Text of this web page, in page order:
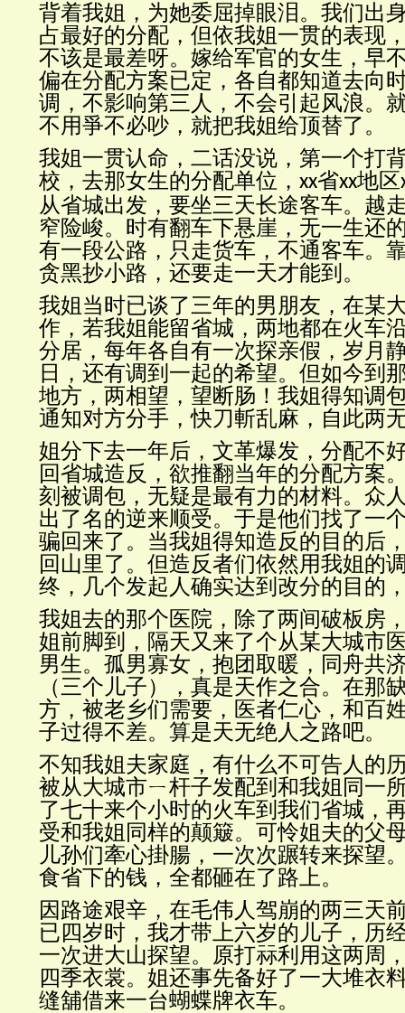
背着我姐，为她委屈掉眼泪。我们出
占最好的分配，但依我姐一贯的表现
不该是最差呀。嫁给军官的女生，早
偏在分配方案已定，各自都知道去向
调，不影响第三人，不会引起风浪。
不用爭不必吵，就把我姐给顶替了。
我姐一贯认命，二话没说，第一个打
校，去那女生的分配单位， xx省xx地区
从省城出发，要坐三天长途客车。越
窄险峻。时有翻车下悬崖，无一生还
有一段公路，只走货车，不通客车。
贪黑抄小路，还要走一天才能到。
我姐当时已谈了三年的男朋友，在某
作，若我姐能留省城，两地都在火车
分居，每年各自有一次探亲假，岁月
日，还有调到一起的希望。但如今到
地方，两相望，望断肠！我姐得知调
通知对方分手，快刀斬乱麻，自此两
姐分下去一年后，文革爆发，分配不
回省城造反，欲推翻当年的分配方案
刻被调包，无疑是最有力的材料。众
出了名的逆来顺受。于是他们找了一
骗回来了。当我姐得知造反的目的后
回山里了。但造反者们依然用我姐的
终，几个发起人确实达到改分的目的
我姐去的那个医院，除了两间破板房
姐前脚到，隔天又来了个从某大城市
男生。孤男寡女，抱团取暖，同舟共
（三个儿子），真是天作之合。在那
方，被老乡们需要，医者仁心，和百
子过得不差。算是天无绝人之路吧。
不知我姐夫家庭，有什么不可告人的
被从大城市ㄧ杆子发配到和我姐同一
了七十来个小时的火车到我们省城，
受和我姐同样的颠簸。可怜姐夫的父
儿孙们牽心掛腸，一次次蹍转来探望
食省下的钱，全都砸在了路上。
因路途艰辛，在毛伟人驾崩的两三天
已四岁时，我才带上六岁的儿子，历
一次进大山探望。原打祘利用这两周
四季衣裳。姐还事先备好了一大堆衣
缝舖借来一台蝴蝶牌衣车。